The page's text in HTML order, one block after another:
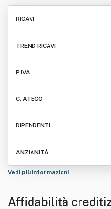
RICAVI
TREND RICAVI
P.IVA
C. ATECO
DIPENDENTI
ANZIANITÁ
Vedi più informazioni
Affidabilità